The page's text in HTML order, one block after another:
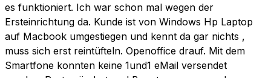
es funktioniert. Ich war schon mal wegen der
Ersteinrichtung da. Kunde ist von Windows Hp Laptop
auf Macbook umgestiegen und kennt da gar nichts ,
muss sich erst reintüfteln. Openoffice drauf. Mit dem
Smartfone konnten keine 1und1 eMail versendet